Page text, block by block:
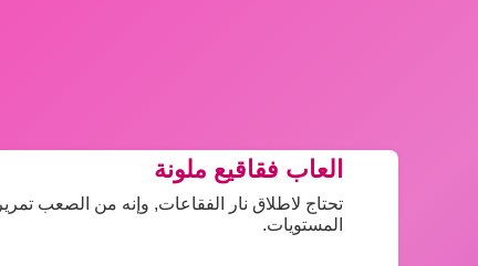
العاب فقاقيع ملونة
تحتاج لاطلاق نار الفقاعات, وإنه من الصعب
المستويات.